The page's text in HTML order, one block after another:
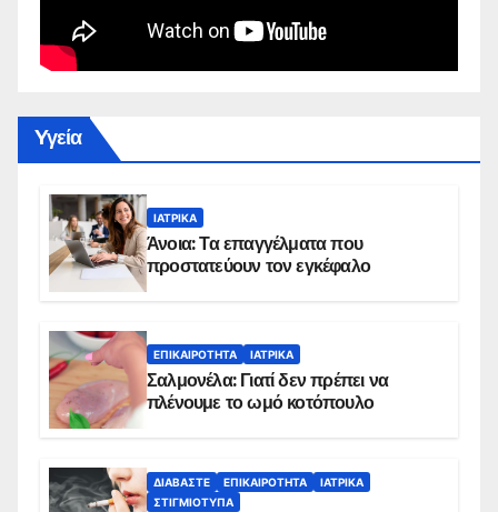
Yγεία
ΙΑΤΡΙΚΆ
Άνοια: Τα επαγγέλματα που
προστατεύουν τον εγκέφαλο
ΕΠΙΚΑΙΡΌΤΗΤΑ ΙΑΤΡΙΚΆ
Σαλμονέλα: Γιατί δεν πρέπει να
πλένουμε το ωμό κοτόπουλο
ΔΙΑΒΆΣΤΕ ΕΠΙΚΑΙΡΌΤΗΤΑ
ΙΑΤΡΙΚΆ
ΣΤΙΓΜΙΌΤΥΠΑ